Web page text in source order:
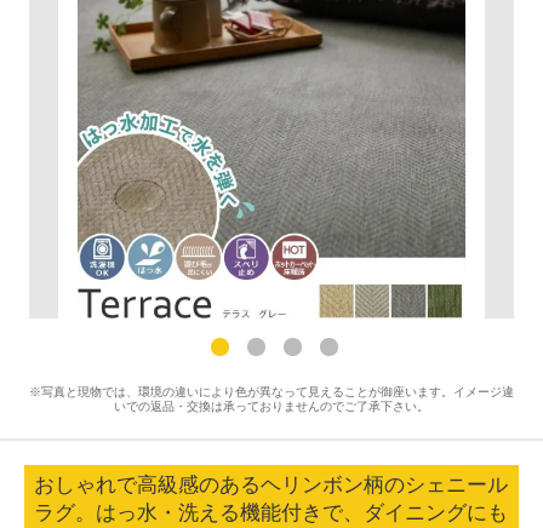
※写真と現物では、環境の違いにより色が異なって見えることが御座います。イメージ違
いでの返品・交換は承っておりませんのでご了承下さい。
おしゃれで高級感のあるヘリンボン柄のシェニール
ラグ。はっ水・洗える機能付きで、ダイニングにも